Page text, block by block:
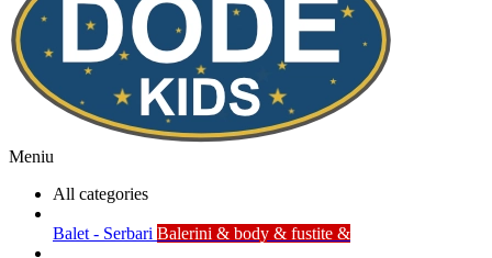
Meniu
All categories
Balet - Serbari Balerini & body & fustite &